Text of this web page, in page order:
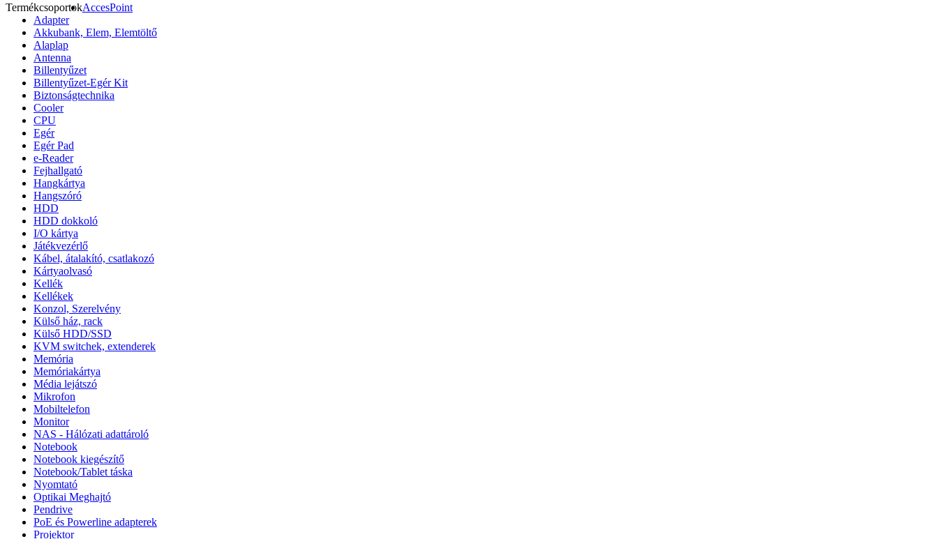
TermékcsoportokAccesPoint
Adapter
Akkubank, Elem, Elemtöltő
Alaplap
Antenna
Billentyűzet
Billentyűzet-Egér Kit
Biztonságtechnika
Cooler
CPU
Egér
Egér Pad
e-Reader
Fejhallgató
Hangkártya
Hangszóró
HDD
HDD dokkoló
I/O kártya
Játékvezérlő
Kábel, átalakító, csatlakozó
Kártyaolvasó
Kellék
Kellékek
Konzol, Szerelvény
Külső ház, rack
Külső HDD/SSD
KVM switchek, extenderek
Memória
Memóriakártya
Média lejátszó
Mikrofon
Mobiltelefon
Monitor
NAS - Hálózati adattároló
Notebook
Notebook kiegészítő
Notebook/Tablet táska
Nyomtató
Optikai Meghajtó
Pendrive
PoE és Powerline adapterek
Projektor